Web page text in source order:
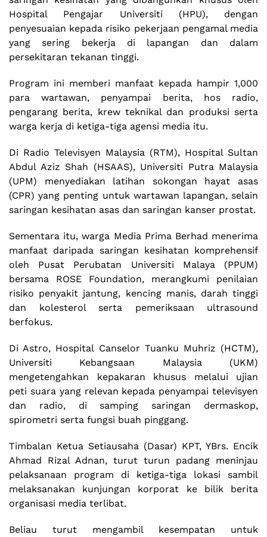
Hospital Pengajar Universiti (HPU), dengan
penyesuaian kepada risiko pekerjaan pengamal media
yang sering bekerja di lapangan dan dalam
persekitaran tekanan tinggi.
Program ini memberi manfaat kepada hampir 1,000
para wartawan, penyampai berita, hos radio,
pengarang berita, krew teknikal dan produksi serta
warga kerja di ketiga-tiga agensi media itu.
Di Radio Televisyen Malaysia (RTM), Hospital Sultan
Abdul Aziz Shah (HSAAS), Universiti Putra Malaysia
(UPM) menyediakan latihan sokongan hayat asas
(CPR) yang penting untuk wartawan lapangan, selain
saringan kesihatan asas dan saringan kanser prostat.
Sementara itu, warga Media Prima Berhad menerima
manfaat daripada saringan kesihatan komprehensif
oleh Pusat Perubatan Universiti Malaya (PPUM)
bersama ROSE Foundation, merangkumi penilaian
risiko penyakit jantung, kencing manis, darah tinggi
dan kolesterol serta pemeriksaan ultrasound
berfokus.
Di Astro, Hospital Canselor Tuanku Muhriz (HCTM),
Universiti Kebangsaan Malaysia (UKM)
mengetengahkan kepakaran khusus melalui ujian
peti suara yang relevan kepada penyampai televisyen
dan radio, di samping saringan dermaskop,
spirometri serta fungsi buah pinggang.
Timbalan Ketua Setiausaha (Dasar) KPT, YBrs. Encik
Ahmad Rizal Adnan, turut turun padang meninjau
pelaksanaan program di ketiga-tiga lokasi sambil
melaksanakan kunjungan korporat ke bilik berita
organisasi media terlibat.
Beliau turut mengambil kesempatan untuk